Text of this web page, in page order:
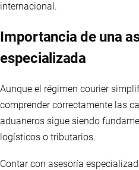
internacional.
Importancia de una
especializada
Aunque el régimen courier
comprender correctamente las
aduaneros sigue siendo
logísticos o tributarios.
Contar con asesoría